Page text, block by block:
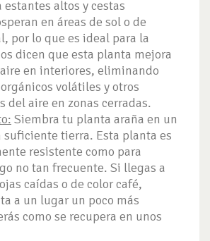
estantes altos y cestas
en áreas de sol o de
por lo que es ideal para la
dicen que esta planta mejora
en interiores, eliminando
volátiles y otros
del aire en zonas cerradas.
Siembra tu planta araña en un
suficiente tierra. Esta planta es
resistente como para
no tan frecuente. Si llegas a
caídas o de color café,
a un lugar un poco más
como se recupera en unos